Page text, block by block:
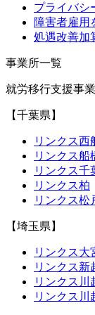
プライバシ
障害者雇用
処遇改善加
事業所一覧
就労移行支援事
【千葉県】
リンクス西
リンクス船
リンクス千
リンクス柏
リンクス松
【埼玉県】
リンクス大
リンクス新
リンクス川
リンクス川